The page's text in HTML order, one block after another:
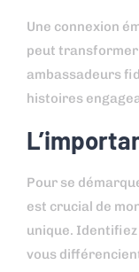
Une connexion
peut transformer
ambassadeurs
histoires
Pour se
est crucial de
unique.
vous